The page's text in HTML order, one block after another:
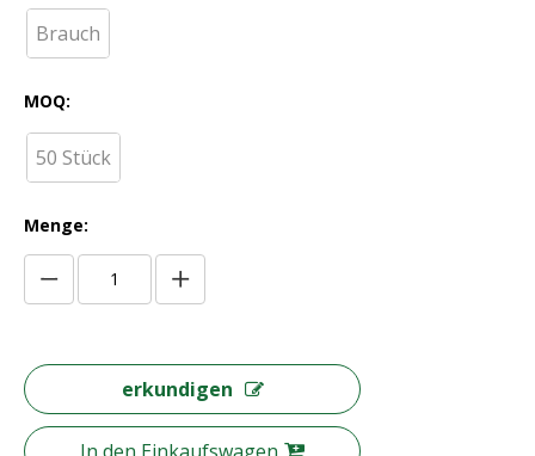
Brauch
MOQ:
50 Stück
Menge:
erkundigen